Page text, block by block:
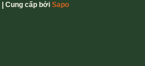
| Cung cấp bởi Sapo